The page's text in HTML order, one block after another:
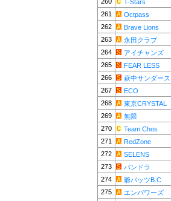
T-Stars
261
Octpass
262
Brave Lions
263
永田クラブ
264
アイチャンズ
265
FEAR LESS
266
萩中サンダース
267
ECO
268
東京CRYSTAL
269
無限
270
Team Chos
271
RedZone
272
SELENS
273
パンドラ
274
爺バッツB.C
275
エンパワーズ